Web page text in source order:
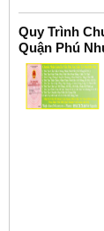
Quy Trình
Quận Phú